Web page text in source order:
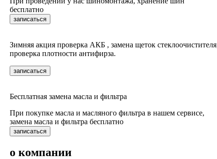
бесплатно
записаться
Зимняя акция проверка АКБ , замена щеток
проверка плотности антифирза.
записаться
Бесплатная замена масла и фильтра
При покупке масла и масляного фильтра в нашем сервисе,
замена масла и фильтра бесплатно
записаться
о компании